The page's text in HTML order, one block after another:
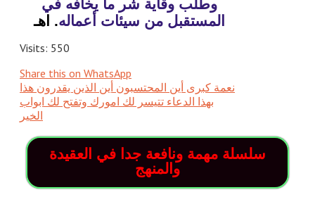
وطلب وقاية شر ما يخافه في
المستقبل من سيئات أعماله. اهـ
Visits: 550
Share this on WhatsApp
نعمة كبرى أين المحتسبون أين الذين يقدرون هذا
بهذا الدعاء تتيسر لك امورك وتفتح لك ابواب
سلسلة مهمة ونافعة جدا في العقيدة
والمنهج